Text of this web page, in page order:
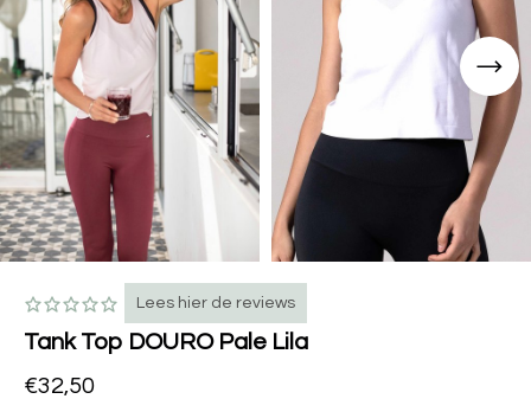
Lees hier de reviews
Tank Top DOURO Pale Lila
€32,50